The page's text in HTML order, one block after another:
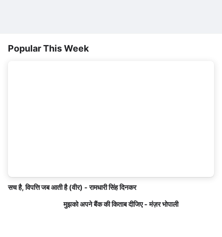
Popular This Week
सच है, विपत्ति जब आती है (वीर) - रामधारी सिंह दिनकर
मुझको अपने बैंक की किताब दीजिए - मंज़र भोपाली